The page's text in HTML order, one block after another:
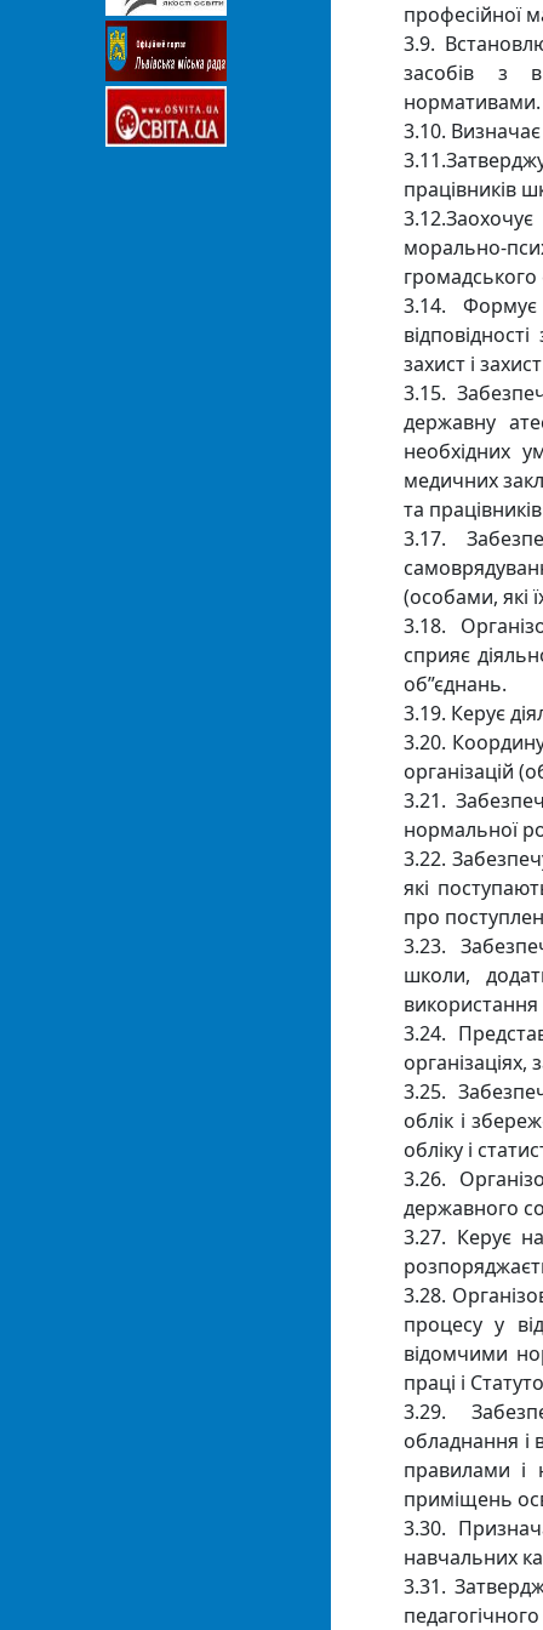
професійної
3.9.
засобів з
нормативами.
3.10.
працівників
морально-
3.14. Формує
захист і
3.15.
державну
необхідних
медичних
та
3.17.
(особами, які
3.18.
сприяє
об”єднань.
3.19. Керує
3.20.
організацій
3.21.
нормальної
3.22.
які
про
3.23.
школи,
використання
3.24.
організаціях,
3.25.
облік і
обліку і
3.26.
державного
3.27. Керує
3.28.
процесу у
відомчими
праці і
3.29.
обладнання і
правилами і
приміщень
3.30.
навчальних
3.31.